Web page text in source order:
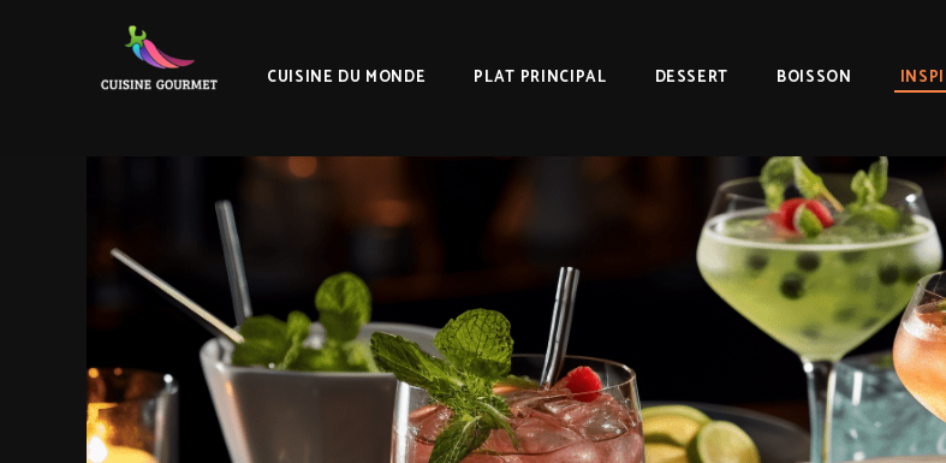
CUISINE DU MONDE PLAT PRINCIPAL DESSERT BOISSON